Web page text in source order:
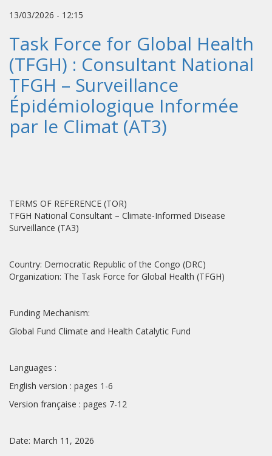
13/03/2026 - 12:15
Task Force for Global Health
(TFGH) : Consultant National
TFGH – Surveillance
Épidémiologique Informée
par le Climat (AT3)
TERMS OF REFERENCE (TOR)
TFGH National Consultant – Climate-Informed Disease
Surveillance (TA3)
Country: Democratic Republic of the Congo (DRC)
Organization: The Task Force for Global Health (TFGH)
Funding Mechanism:
Global Fund Climate and Health Catalytic Fund
Languages :
English version : pages 1-6
Version française : pages 7-12
Date: March 11, 2026